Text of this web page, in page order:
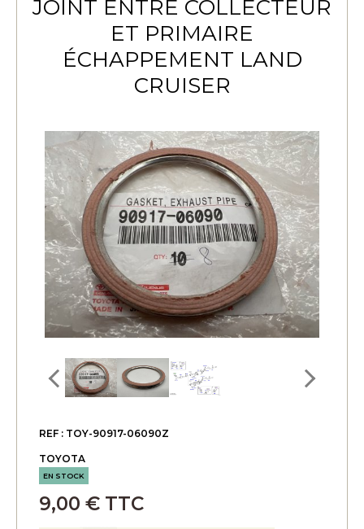
JOINT ENTRE COLLECTEUR
ET PRIMAIRE
ÉCHAPPEMENT LAND
CRUISER
REF : TOY-90917-06090Z
TOYOTA
EN STOCK
9,00 € TTC